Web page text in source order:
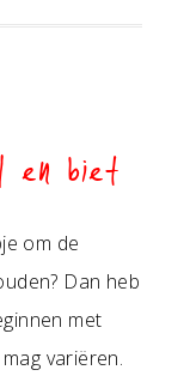
en biet
om de
Dan heb
met
variëren.